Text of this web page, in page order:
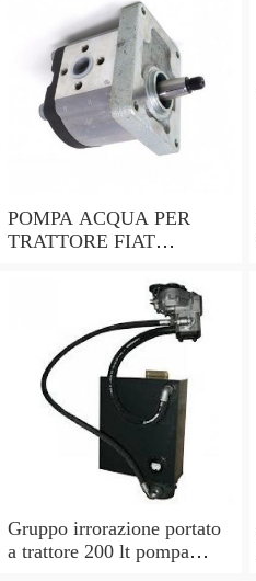
POMPA ACQUA PER
TRATTORE FIAT
Gruppo irrorazione portato
a trattore 200 lt pompa